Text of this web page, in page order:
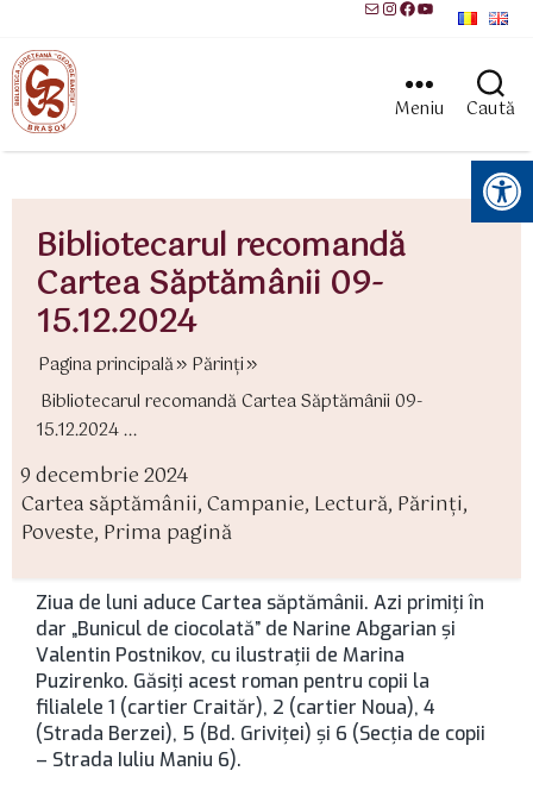
MailInstagram
Facebook
YouTube
Meniu Caută
Instrumente pentru accesibilitate
Bibliotecarul recomandă
Cartea Săptămânii 09-
15.12.2024
Pagina principală
Părinţi
Bibliotecarul recomandă Cartea Săptămânii 09-
15.12.2024 ...
9 decembrie 2024
Cartea săptămânii,Campanie, Lectură, Părinţi,
Poveste, Prima pagină
Ziua de luni aduce Cartea săptămânii. Azi primiţi în
dar „Bunicul de ciocolată” de Narine Abgarian şi
Valentin Postnikov, cu ilustraţii de Marina
Puzirenko. Găsiţi acest roman pentru copii la
filialele 1 (cartier Craităr), 2 (cartier Noua), 4
(Strada Berzei), 5 (Bd. Griviţei) şi 6 (Secţia de copii
– Strada Iuliu Maniu 6).